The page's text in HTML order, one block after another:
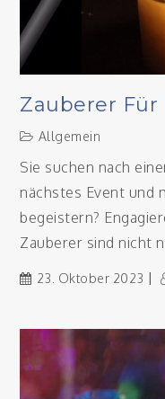
Zauberer Für
Allgemein
Sie suchen nach
nächstes Event und
begeistern?
Zauberer sind nicht
23. Oktober 2023